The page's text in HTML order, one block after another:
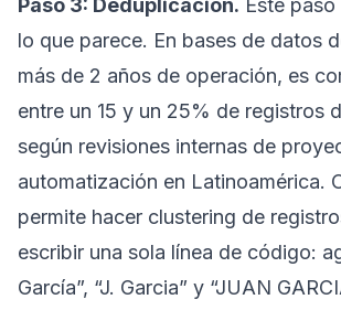
Paso 3: Deduplicación. Este
lo que parece. En bases de datos
más de 2 años de operación, es
entre un 15 y un 25% de registros
según revisiones internas de
automatización en Latinoamérica.
permite hacer clustering de
escribir una sola línea de código:
García”, “J. Garcia” y “JUAN